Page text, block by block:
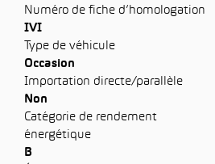
Numéro de fiche d’homologation
IVI
Type de véhicule
Occasion
Importation directe/parallèle
Non
Catégorie de rendement
énergétique
B